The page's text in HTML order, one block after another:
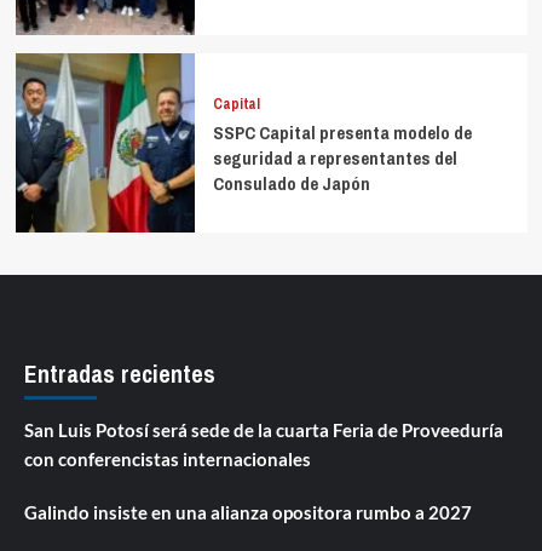
Capital
SSPC Capital presenta modelo de
seguridad a representantes del
Consulado de Japón
Entradas recientes
San Luis Potosí será sede de la cuarta Feria de Proveeduría
con conferencistas internacionales
Galindo insiste en una alianza opositora rumbo a 2027